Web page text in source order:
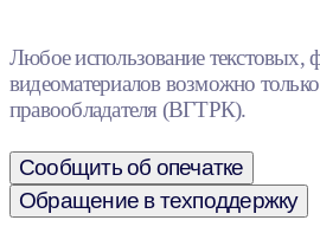
Любое использование текстовых,
видеоматериалов возможно только
правообладателя (ВГТРК).
Сообщить об опечатке
Обращение в техподдержку